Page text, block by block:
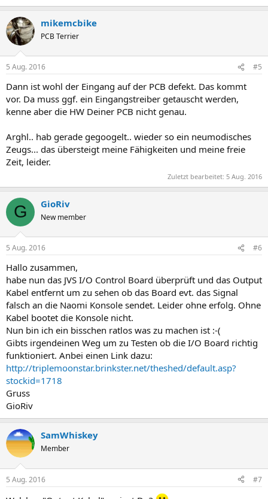
mikemcbike
PCB Terrier
5 Aug. 2016 #5
Dann ist wohl der Eingang auf der PCB defekt. Das kommt
vor. Da muss ggf. ein Eingangstreiber getauscht werden,
kenne aber die HW Deiner PCB nicht genau.
Arghl.. hab gerade gegoogelt.. wieder so ein neumodisches
Zeugs... das übersteigt meine Fähigkeiten und meine freie
Zeit, leider.
Zuletzt bearbeitet: 5 Aug. 2016
G GioRiv
New member
5 Aug. 2016 #6
Hallo zusammen,
habe nun das JVS I/O Control Board überprüft und das Output
Kabel entfernt um zu sehen ob das Board evt. das Signal
falsch an die Naomi Konsole sendet. Leider ohne erfolg. Ohne
Kabel bootet die Konsole nicht.
Nun bin ich ein bisschen ratlos was zu machen ist :-(
Gibts irgendeinen Weg um zu Testen ob die I/O Board richtig
funktioniert. Anbei einen Link dazu:
http://triplemoonstar.brinkster.net/theshed/default.asp?
stockid=1718
Gruss
GioRiv
SamWhiskey
Member
5 Aug. 2016 #7